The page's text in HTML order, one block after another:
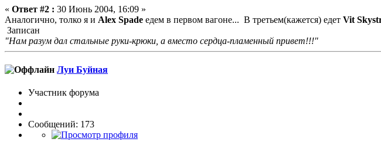
« Ответ #2 : 30 Июнь 2004, 16:09 »
Аналогично, толко я и Alex Spade едем в первом вагоне... В третьем(кажется) едет Vit
Записан
"Нам разум дал стальные руки-крюки, а вместо сердца-пламенный привет!!!"
Луи Буйная
Участник форума
Сообщений: 173